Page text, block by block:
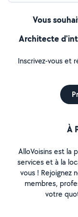
matériaux
transformer votre
Contactez-moi
fonctionnel !
Vous
Architecte
Inscrivez-vous et
À
AlloVoisins est la
services et à la
vous ! Rejoignez
membres,
votre